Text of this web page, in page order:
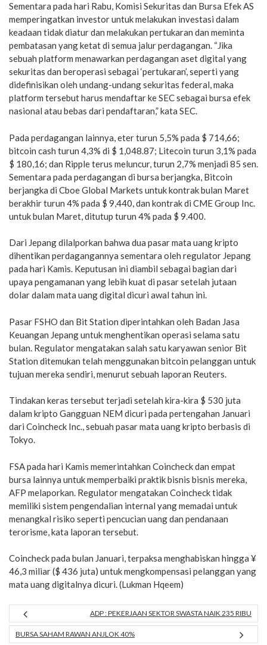
Sementara pada hari Rabu, Komisi Sekuritas dan Bursa Efek AS
memperingatkan investor untuk melakukan investasi dalam
keadaan tidak diatur dan melakukan pertukaran dan meminta
pembatasan yang ketat di semua jalur perdagangan. “Jika
sebuah platform menawarkan perdagangan aset digital yang
sekuritas dan beroperasi sebagai ‘pertukaran’, seperti yang
didefinisikan oleh undang-undang sekuritas federal, maka
platform tersebut harus mendaftar ke SEC sebagai bursa efek
nasional atau bebas dari pendaftaran,” kata SEC.
Pada perdagangan lainnya, eter turun 5,5% pada $ 714,66;
bitcoin cash turun 4,3% di $ 1,048.87; Litecoin turun 3,1% pada
$ 180,16; dan Ripple terus meluncur, turun 2,7% menjadi 85 sen.
Sementara pada perdagangan di bursa berjangka, Bitcoin
berjangka di Cboe Global Markets untuk kontrak bulan Maret
berakhir turun 4% pada $ 9,440, dan kontrak di CME Group Inc.
untuk bulan Maret, ditutup turun 4% pada $ 9.400.
Dari Jepang dilalporkan bahwa dua pasar mata uang kripto
dihentikan perdagangannya sementara oleh regulator Jepang
pada hari Kamis. Keputusan ini diambil sebagai bagian dari
upaya pengamanan yang lebih kuat di pasar setelah jutaan
dolar dalam mata uang digital dicuri awal tahun ini.
Pasar FSHO dan Bit Station diperintahkan oleh Badan Jasa
Keuangan Jepang untuk menghentikan operasi selama satu
bulan. Regulator mengatakan salah satu karyawan senior Bit
Station ditemukan telah menggunakan bitcoin pelanggan untuk
tujuan mereka sendiri, menurut sebuah laporan Reuters.
Tindakan keras tersebut terjadi setelah kira-kira $ 530 juta
dalam kripto Gangguan NEM dicuri pada pertengahan Januari
dari Coincheck Inc., sebuah pasar mata uang kripto berbasis di
Tokyo.
FSA pada hari Kamis memerintahkan Coincheck dan empat
bursa lainnya untuk memperbaiki praktik bisnis bisnis mereka,
AFP melaporkan. Regulator mengatakan Coincheck tidak
memiliki sistem pengendalian internal yang memadai untuk
menangkal risiko seperti pencucian uang dan pendanaan
terorisme, kata laporan tersebut.
Coincheck pada bulan Januari, terpaksa menghabiskan hingga ¥
46,3 miliar ($ 436 juta) untuk mengkompensasi pelanggan yang
mata uang digitalnya dicuri. (Lukman Hqeem)
ADP : PEKERJAAN SEKTOR SWASTA NAIK 235 RIBU
BURSA SAHAM RAWAN ANJLOK 40%